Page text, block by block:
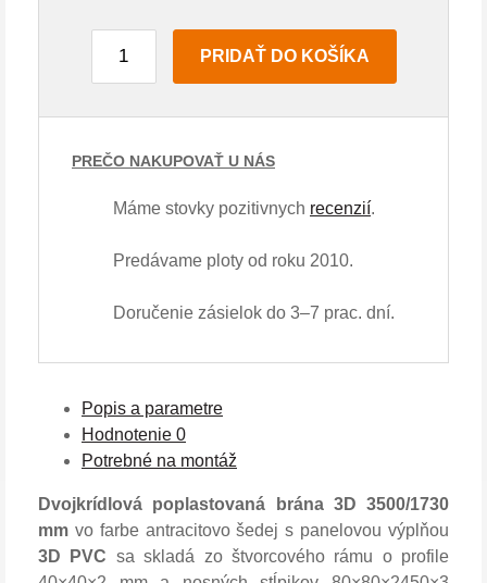
PRIDAŤ DO KOŠÍKA
PREČO NAKUPOVAŤ U NÁS
Máme stovky pozitivnych recenzií.
Predávame ploty od roku 2010.
Doručenie zásielok do 3–7 prac. dní.
Popis a parametre
Hodnotenie 0
Potrebné na montáž
Dvojkrídlová poplastovaná brána 3D 3500/1730
mm vo farbe antracitovo šedej s panelovou výplňou
3D PVC sa skladá zo štvorcového rámu o profile